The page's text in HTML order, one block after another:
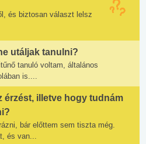
és biztosan választ lelsz
utáljak tanulni?
tanuló voltam, általános
is....
érzést, illetve hogy tudnám
bár előttem sem tiszta még.
és van...